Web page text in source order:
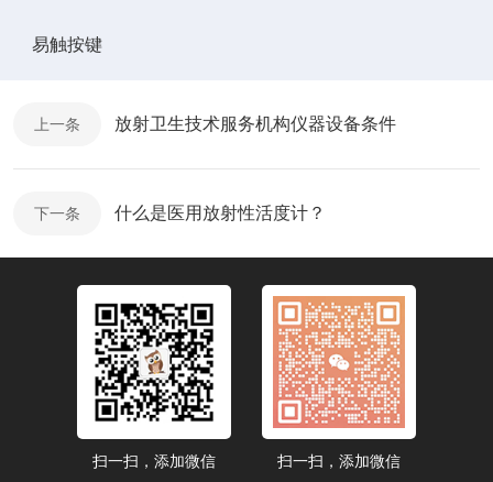
易触按键
上一条 放射卫生技术服务机构仪器设备条件
下一条 什么是医用放射性活度计？
扫一扫，添加微信 扫一扫，添加微信